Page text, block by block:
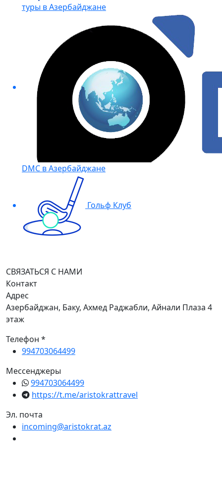
туры в Азербайджане
DMC в Азербайджане
Гольф Клуб
СВЯЗАТЬСЯ С НАМИ
Контакт
Адрес
Азербайджан, Баку, Ахмед Раджабли, Айнали Плаза 4
этаж
Телефон *
994703064499
Мессенджеры
994703064499
https://t.me/aristokrattravel
Эл. почта
incoming@aristokrat.az